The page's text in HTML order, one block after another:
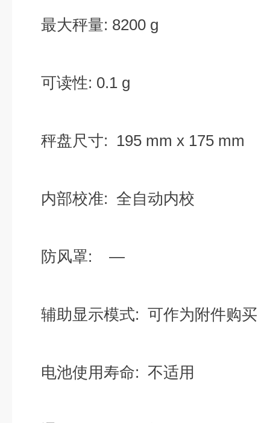
最大秤量: 8200 g
可读性: 0.1 g
秤盘尺寸: 195 mm x 175 mm
内部校准: 全自动内校
防风罩: —
辅助显示模式: 可作为附件购买
电池使用寿命: 不适用